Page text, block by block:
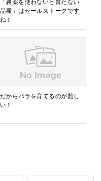
「農薬を使わないと育たない
品種」はセールストークです
ね！
だからバラを育てるのが難し
い！